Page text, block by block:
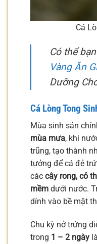
Cá
Có thể
Vàng Ăn
Dưỡng
Cá Lòng Tong
Mùa sinh sản
mùa mưa, khi
trũng, tạo thành
tưởng để cá đẻ
các cây rong, cỏ
mềm dưới nước.
dính vào bề mặt
Chu kỳ nở trứng
trong 1 – 2 ngày